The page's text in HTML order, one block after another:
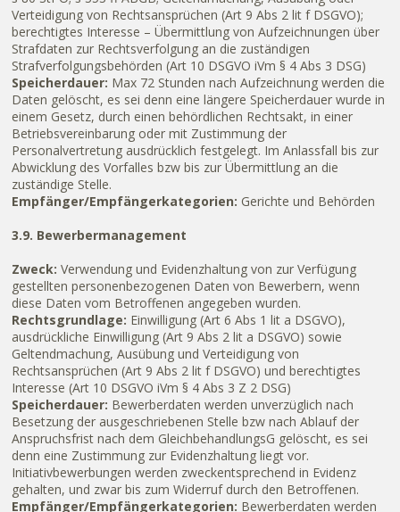
Verteidigung von Rechtsansprüchen (Art 9 Abs 2 lit f DSGVO);
berechtigtes Interesse – Übermittlung von Aufzeichnungen über
Strafdaten zur Rechtsverfolgung an die zuständigen
Strafverfolgungsbehörden (Art 10 DSGVO iVm § 4 Abs 3 DSG)
Speicherdauer: Max 72 Stunden nach Aufzeichnung werden die
Daten gelöscht, es sei denn eine längere Speicherdauer wurde in
einem Gesetz, durch einen behördlichen Rechtsakt, in einer
Betriebsvereinbarung oder mit Zustimmung der
Personalvertretung ausdrücklich festgelegt. Im Anlassfall bis zur
Abwicklung des Vorfalles bzw bis zur Übermittlung an die
zuständige Stelle.
Empfänger/Empfängerkategorien: Gerichte und Behörden
3.9. Bewerbermanagement
Zweck:Verwendung und Evidenzhaltung von zur Verfügung
gestellten personenbezogenen Daten von Bewerbern, wenn
diese Daten vom Betroffenen angegeben wurden.
Rechtsgrundlage: Einwilligung (Art 6 Abs 1 lit a DSGVO),
ausdrückliche Einwilligung (Art 9 Abs 2 lit a DSGVO) sowie
Geltendmachung, Ausübung und Verteidigung von
Rechtsansprüchen (Art 9 Abs 2 lit f DSGVO) und berechtigtes
Interesse (Art 10 DSGVO iVm § 4 Abs 3 Z 2 DSG)
Speicherdauer: Bewerberdaten werden unverzüglich nach
Besetzung der ausgeschriebenen Stelle bzw nach Ablauf der
Anspruchsfrist nach dem GleichbehandlungsG gelöscht, es sei
denn eine Zustimmung zur Evidenzhaltung liegt vor.
Initiativbewerbungen werden zweckentsprechend in Evidenz
gehalten, und zwar bis zum Widerruf durch den Betroffenen.
Empfänger/Empfängerkategorien: Bewerberdaten werden